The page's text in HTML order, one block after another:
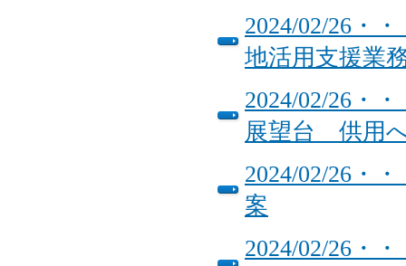
2024/02/26・
地活用支援
2024/02/26・
展望台 供用
2024/02/26・
案
2024/02/26・